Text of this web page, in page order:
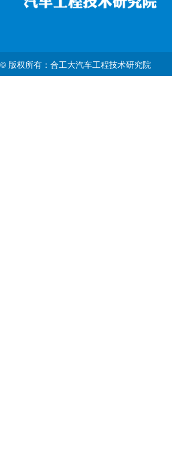
© 版权所有：合工大汽车工程技术研究院